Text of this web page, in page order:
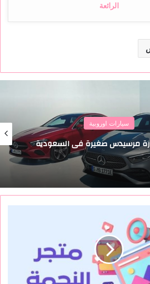
الرائعة
سيارات اوروبية
مرسيدس صغيرة في السعودية